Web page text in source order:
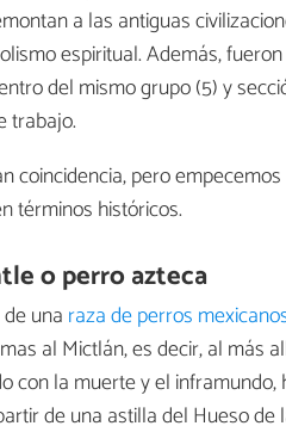
a las antiguas
espiritual. Además,
del mismo grupo (5) y
trabajo.
coincidencia, pero
términos históricos.
o perro azteca
unaraza de perros
al Mictlán, es decir, al más
con la muerte y el
de una astilla del Hueso de